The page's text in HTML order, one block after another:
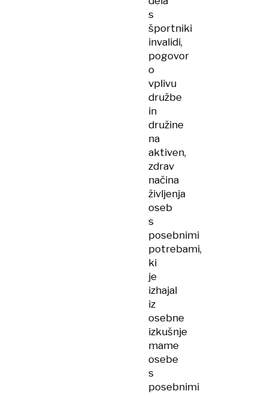
s
športniki
invalidi,
pogovor
o
vplivu
družbe
in
družine
na
aktiven,
zdrav
načina
življenja
oseb
s
posebnimi
potrebami,
ki
je
izhajal
iz
osebne
izkušnje
mame
osebe
s
posebnimi